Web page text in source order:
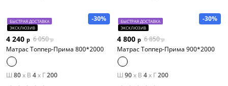
-30%
БЫСТРАЯ ДОСТАВКА
ЭКСКЛЮЗИВ
4 240 р 6 050 р
Матрас Топпер-Прима 800*2000
Ш 80x В 4x Г200
-30%
БЫСТРАЯ ДОСТАВКА
ЭКСКЛЮЗИВ
4 800 р 6 850 р
Матрас Топпер-Прима 900*2000
Ш 90x В 4x Г200